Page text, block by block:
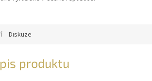
Diskuze
produktu